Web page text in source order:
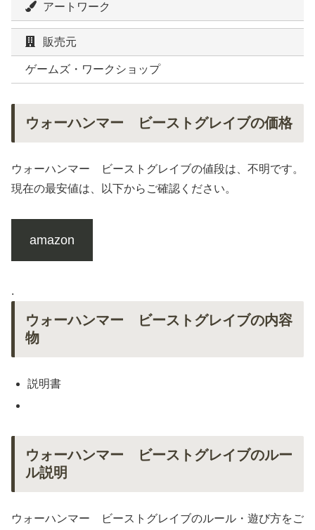
アートワーク
販売元
ゲームズ・ワークショップ
ウォーハンマー ビーストグレイブの価格
ウォーハンマー ビーストグレイブの値段は、不明です。
現在の最安値は、以下からご確認ください。
amazon
.
ウォーハンマー ビーストグレイブの内容
物
説明書
ウォーハンマー ビーストグレイブのルー
ル説明
ウォーハンマー ビーストグレイブのルール・遊び方をご